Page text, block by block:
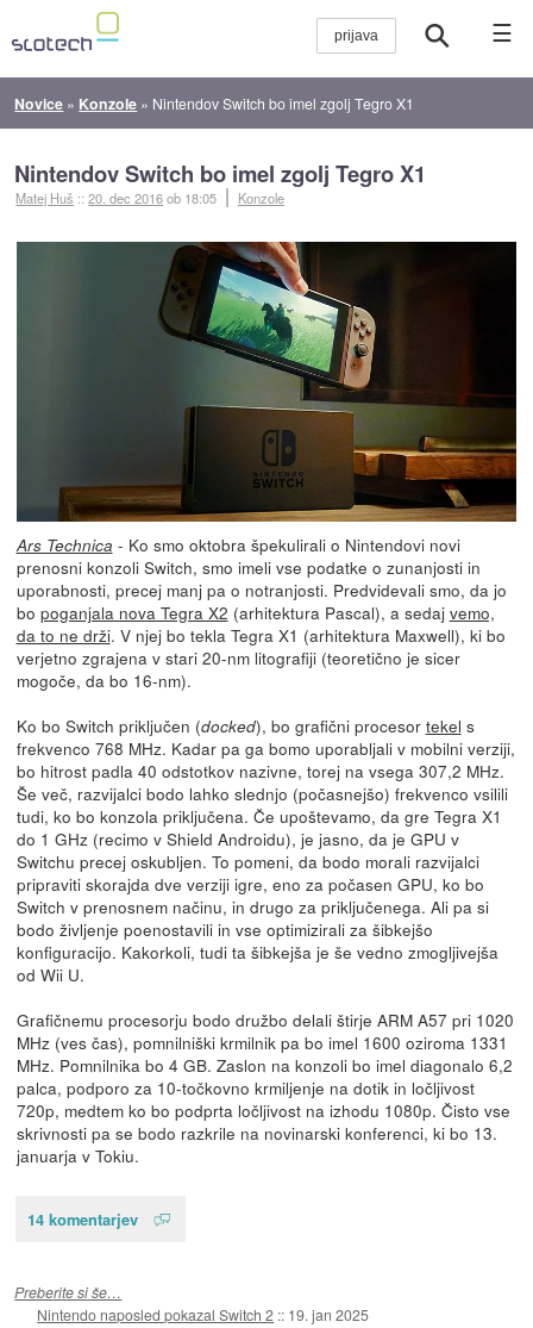
☰
Novice » Konzole » Nintendov Switch bo imel zgolj Tegro X1
Nintendov Switch bo imel zgolj Tegro X1
Matej Huš ::20. dec 2016ob 18:05 Konzole
Ars Technica - Ko smo oktobra špekulirali o Nintendovi novi
prenosni konzoli Switch, smo imeli vse podatke o zunanjosti in
uporabnosti, precej manj pa o notranjosti. Predvidevali smo, da jo
bo poganjala nova Tegra X2 (arhitektura Pascal), a sedaj vemo,
da to ne drži. V njej bo tekla Tegra X1 (arhitektura Maxwell), ki bo
verjetno zgrajena v stari 20-nm litografiji (teoretično je sicer
mogoče, da bo 16-nm).
Ko bo Switch priključen (docked), bo grafični procesor tekel s
frekvenco 768 MHz. Kadar pa ga bomo uporabljali v mobilni verziji,
bo hitrost padla 40 odstotkov nazivne, torej na vsega 307,2 MHz.
Še več, razvijalci bodo lahko slednjo (počasnejšo) frekvenco vsilili
tudi, ko bo konzola priključena. Če upoštevamo, da gre Tegra X1
do 1 GHz (recimo v Shield Androidu), je jasno, da je GPU v
Switchu precej oskubljen. To pomeni, da bodo morali razvijalci
pripraviti skorajda dve verziji igre, eno za počasen GPU, ko bo
Switch v prenosnem načinu, in drugo za priključenega. Ali pa si
bodo življenje poenostavili in vse optimizirali za šibkejšo
konfiguracijo. Kakorkoli, tudi ta šibkejša je še vedno zmogljivejša
od Wii U.
Grafičnemu procesorju bodo družbo delali štirje ARM A57 pri 1020
MHz (ves čas), pomnilniški krmilnik pa bo imel 1600 oziroma 1331
MHz. Pomnilnika bo 4 GB. Zaslon na konzoli bo imel diagonalo 6,2
palca, podporo za 10-točkovno krmiljenje na dotik in ločljivost
720p, medtem ko bo podprta ločljivost na izhodu 1080p. Čisto vse
skrivnosti pa se bodo razkrile na novinarski konferenci, ki bo 13.
januarja v Tokiu.
14 komentarjev
Preberite si še…
Nintendo naposled pokazal Switch 2 :: 19. jan 2025